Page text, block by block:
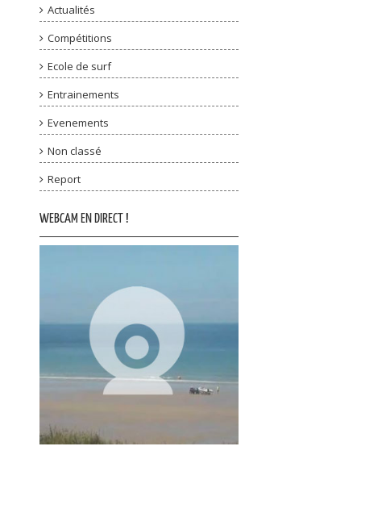
Actualités
Compétitions
Ecole de surf
Entrainements
Evenements
Non classé
Report
WEBCAM EN DIRECT !